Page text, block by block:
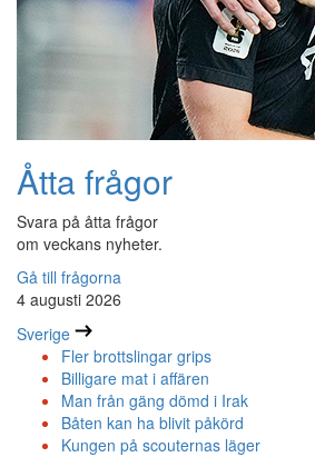
Åtta frågor
Svara på åtta frågor
om veckans nyheter.
Gå till frågorna
4 augusti 2026
Sverige
Fler brottslingar grips
Billigare mat i affären
Man från gäng dömd i Irak
Båten kan ha blivit påkörd
Kungen på scouternas läger